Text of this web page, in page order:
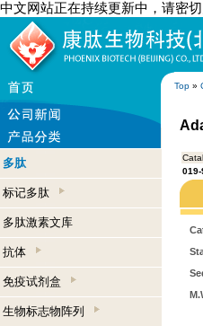
中文网站正在持续更新中，请密
Top »
多肽
标记多肽
多肽激素文库
抗体
免疫试剂盒
生物标志物阵列
019-